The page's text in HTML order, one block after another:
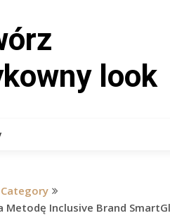
look
Category
Metodę Inclusive Brand